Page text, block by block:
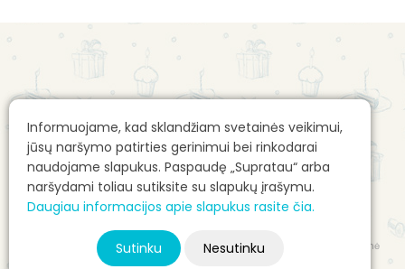
Informuojame, kad sklandžiam svetainės veikimui,
jūsų naršymo patirties gerinimui bei rinkodarai
naudojame slapukus. Paspaudę „Supratau“ arba
naršydami toliau sutiksite su slapukų įrašymu.
Daugiau informacijos apie slapukus rasite čia.
Sutinku Nesutinku
Apie mane: Alvilė Rimaitė
Reklamos talpinimo taisyklės
Pirkimo sąlygos e. parduotuvėje
E. parduotuvės prekių pristatymas
Autorių teisės ir kita intelektinė nuosavybė
© 2026 Gimtadienio mugė - Alvilė Rimaitė, visos teisės saugomos. Svetainė
pagaminta – vdizainas@gmail.com